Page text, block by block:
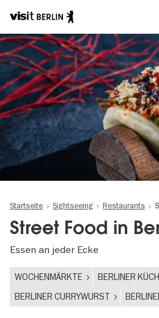
Direkt
zum
Inhalt
Berlins
offizielles
Tourismusportal
Startseite Sightseeing Restaurants
Street Food in
Essen an jeder Ecke
WOCHENMÄRKTE
BERLINER
BERLINER CURRYWURST